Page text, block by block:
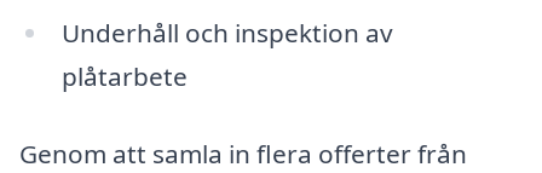
Underhåll och inspektion av
plåtarbete
Genom att samla in flera offerter från